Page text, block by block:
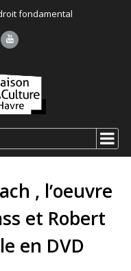
fondamental
, l’oeuvre
et Robert
en DVD